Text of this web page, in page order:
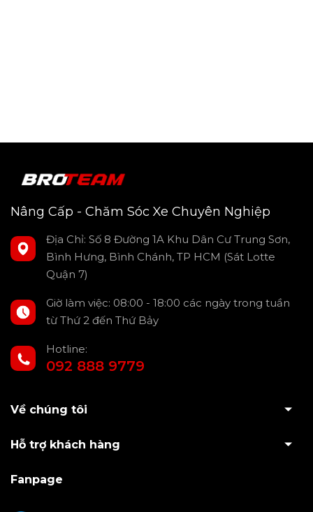
Nâng Cấp - Chăm Sóc Xe Chuyên Nghiệp
Địa Chỉ: Số 8 Đường 1A Khu Dân Cư Trung Sơn,
Bình Hưng, Bình Chánh, TP HCM (Sát Lotte
Quận 7)
Giờ làm việc: 08:00 - 18:00 các ngày trong tuần
từ Thứ 2 đến Thứ Bảy
Hotline:
092 888 9779
Về chúng tôi
Hỗ trợ khách hàng
Fanpage